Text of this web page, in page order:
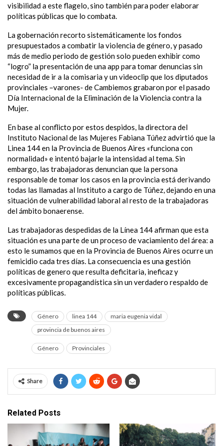
visibilidad a este flagelo, sino también para poder elaborar
políticas públicas que lo combata.
La gobernación recorto sistemáticamente los fondos
presupuestados a combatir la violencia de género, y pasado
más de medio periodo de gestión solo pueden exhibir como
“logro” la presentación de una app para tomar denuncias sin
necesidad de ir a la comisaria y un videoclip que los diputados
provinciales –varones- de Cambiemos grabaron por el pasado
Día Internacional de la Eliminación de la Violencia contra la
Mujer.
En base al conflicto por estos despidos, la directora del
Instituto Nacional de las Mujeres Fabiana Túñez advirtió que la
Linea 144 en la Provincia de Buenos Aires «funciona con
normalidad» e intentó bajarle la intensidad al tema. Sin
embargo, las trabajadoras denuncian que la persona
responsable de tomar los casos en la provincia está derivando
todas las llamadas al Instituto a cargo de Túñez, dejando en una
situación de vulnerabilidad laboral al resto de la trabajadoras
del ámbito bonaerense.
Las trabajadoras despedidas de la Línea 144 afirman que esta
situación es una parte de un proceso de vaciamiento del área: a
esto le sumamos que en la Provincia de Buenos Aires ocurre un
femicidio cada tres días. La consecuencia es una gestión
políticas de genero que resulta deficitaria, ineficaz y
excesivamente propagandística sin un verdadero respaldo de
políticas públicas.
Género linea 144
maria eugenia vidal
provincia de buenos aires
Género Provinciales
Share
Related Posts